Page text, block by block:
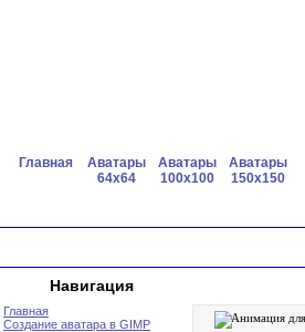
Главная
Аватары
64x64
Аватары
100x100
Аватары
150x150
Навигация
Главная
Создание аватара в GIMP